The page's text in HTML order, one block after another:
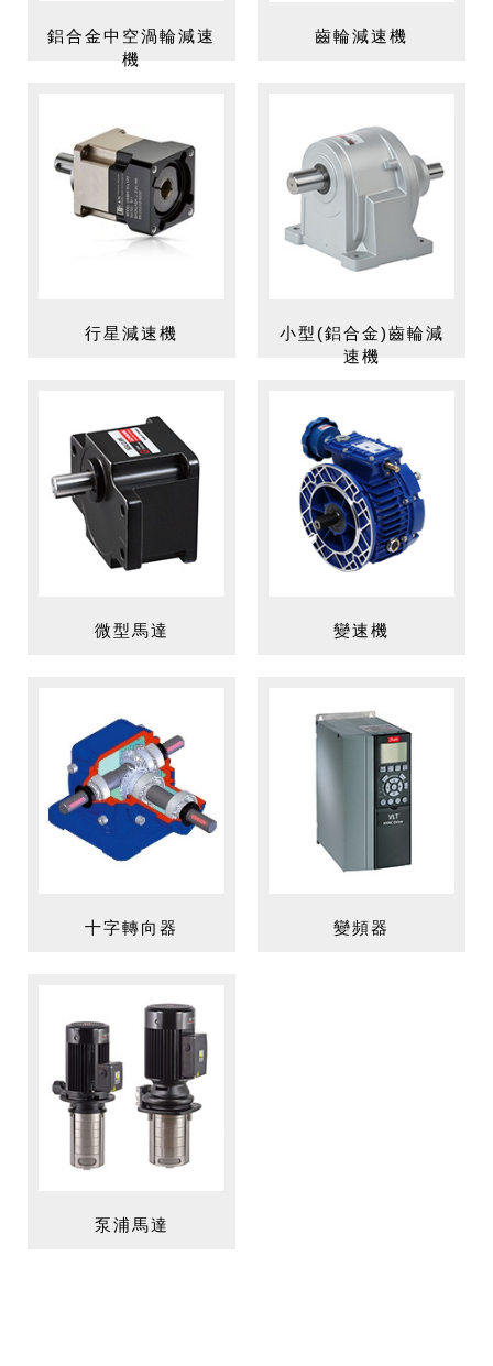
鋁合金中空渦輪減速
機
齒輪減速機
行星減速機
小型(鋁合金)齒輪減
速機
微型馬達 變速機
十字轉向器 變頻器
泵浦馬達